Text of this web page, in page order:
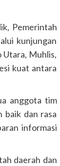
Pemerintah
kunjungan
Utara, Muhlis,
kuat antara
anggota tim
baik dan rasa
informasi
daerah dan